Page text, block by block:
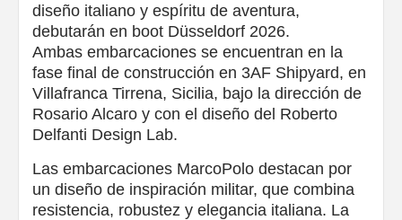
diseño italiano y espíritu de aventura,
debutarán en boot Düsseldorf 2026.
Ambas embarcaciones se encuentran en la
fase final de construcción en 3AF Shipyard, en
Villafranca Tirrena, Sicilia, bajo la dirección de
Rosario Alcaro y con el diseño del Roberto
Delfanti Design Lab.
Las embarcaciones MarcoPolo destacan por
un diseño de inspiración militar, que combina
resistencia, robustez y elegancia italiana. La